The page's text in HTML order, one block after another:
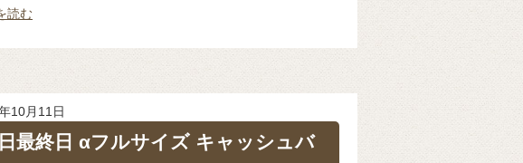
読む
10月11日
最終日 αフルサイズ キャッシュバ